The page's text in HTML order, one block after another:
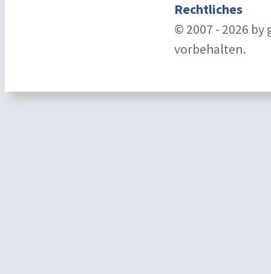
Rechtliches
© 2007 - 2026
vorbehalten.